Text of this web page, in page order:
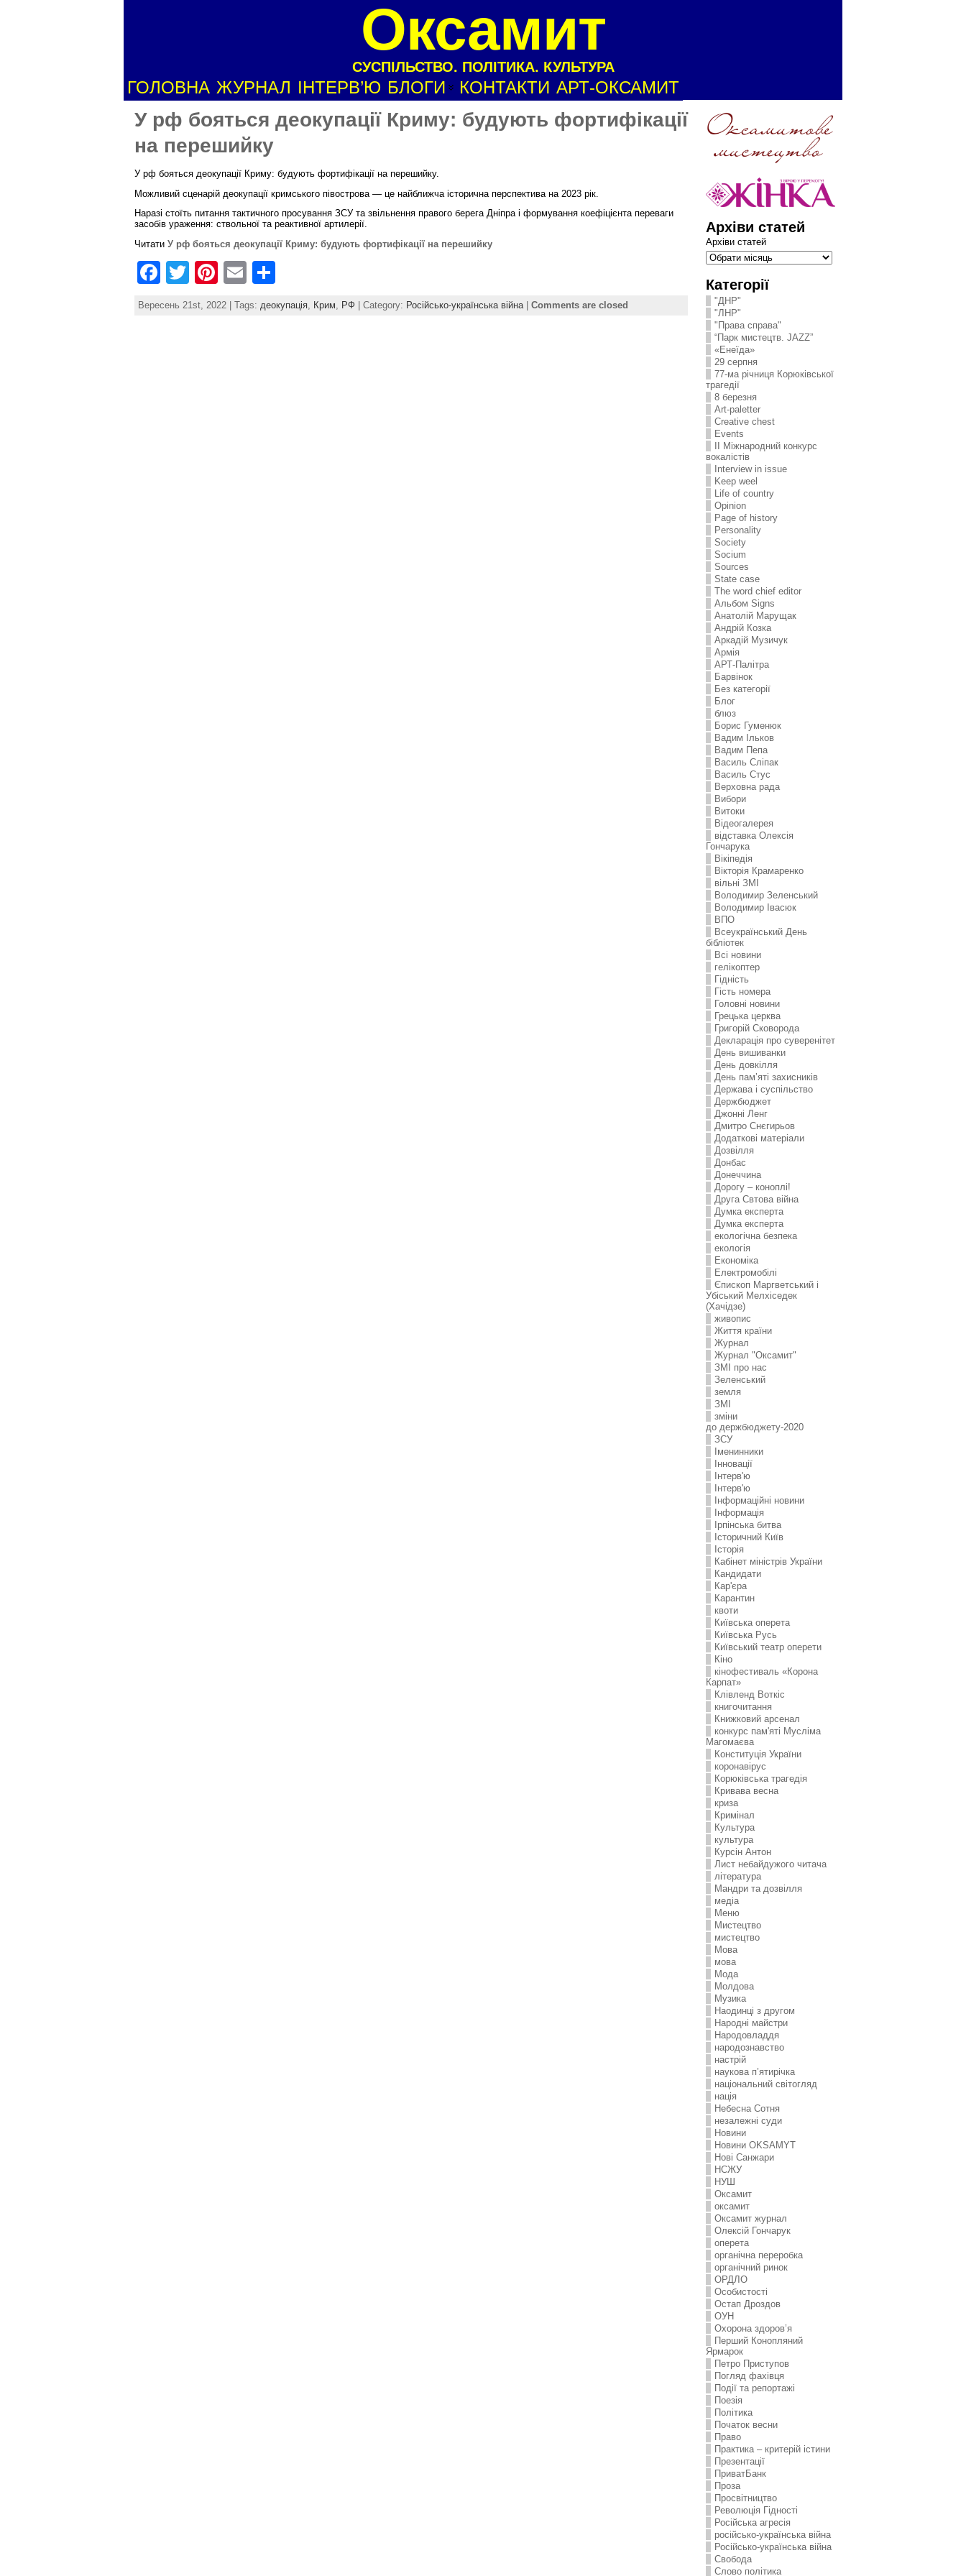
Оксамит
СУСПІЛЬСТВО. ПОЛІТИКА. КУЛЬТУРА
ГОЛОВНА ЖУРНАЛ ІНТЕРВ’Ю БЛОГИ КОНТАКТИ АРТ-ОКСАМИТ
У рф бояться деокупації Криму: будують фортифікації
на перешийку
У рф бояться деокупації Криму: будують фортифікації на перешийку.
Можливий сценарій деокупації кримського півострова — це найближча історична перспектива на 2023 рік.
Наразі стоїть питання тактичного просування ЗСУ та звільнення правого берега Дніпра і формування коефіцієнта переваги
засобів ураження: ствольної та реактивної артилерії.
Читати У рф бояться деокупації Криму: будують фортифікації на перешийку
F
T
w
itt
Pi
nt
er
E
ai ar
Вересень 21st, 2022 | Tags: деокупація, Крим, РФ | Category: Російсько-українська війна| Comments are closed
Архіви статей
Архіви статей
Категорії
"ДНР"
"ЛНР"
"Права справа"
“Парк мистецтв. JAZZ”
«Енеїда»
29 серпня
77-ма річниця Корюківської
трагедії
8 березня
Art-paletter
Creative chest
Events
II Міжнародний конкурс
вокалістів
Interview in issue
Keep weel
Life of country
Opinion
Page of history
Personality
Society
Socium
Sources
State case
The word chief editor
Альбом Signs
Анатолій Марущак
Андрій Козка
Аркадій Музичук
Армія
АРТ-Палітра
Барвінок
Без категорії
Блог
блюз
Борис Гуменюк
Вадим Ільков
Вадим Пепа
Василь Сліпак
Василь Стус
Верховна рада
Вибори
Витоки
Відеогалерея
відставка Олексія
Гончарука
Вікіпедія
Вікторія Крамаренко
вільні ЗМІ
Володимир Зеленський
Володимир Івасюк
ВПО
Всеукраїнський День
бібліотек
Всі новини
гелікоптер
Гідність
Гість номера
Головні новини
Грецька церква
Григорій Сковорода
Декларація про суверенітет
День вишиванки
День довкілля
День пам’яті захисників
Держава і суспільство
Держбюджет
Джонні Ленг
Дмитро Снєгирьов
Додаткові матеріали
Дозвілля
Донбас
Донеччина
Дорогу – коноплі!
Друга Свтова війна
Думка експерта
Думка експерта
екологічна безпека
екологія
Економіка
Електромобілі
Єпископ Маргветський і
Убіський Мелхіседек
(Хачідзе)
живопис
Життя країни
Журнал
Журнал "Оксамит"
ЗMI про нас
Зеленський
земля
ЗМІ
зміни
до держбюджету-2020
ЗСУ
Іменинники
Інновації
Інтерв'ю
Інтерв'ю
Інформаційні новини
Інформація
Ірпінська битва
Історичний Київ
Історія
Кабінет міністрів України
Кандидати
Кар'єра
Карантин
квоти
Київська оперета
Київська Русь
Київський театр оперети
Кіно
кінофестиваль «Корона
Карпат»
Клівленд Воткіс
книгочитання
Книжковий арсенал
конкурс пам'яті Мусліма
Магомаєва
Конституція України
коронавірус
Корюківська трагедія
Кривава весна
криза
Кримінал
Культура
культура
Курсін Антон
Лист небайдужого читача
література
Мандри та дозвілля
медіа
Меню
Мистецтво
мистецтво
Мова
мова
Мода
Молдова
Музика
Наодинці з другом
Народні майстри
Народовладдя
народознавство
настрій
наукова п’ятирічка
національний світогляд
нація
Небесна Сотня
незалежні суди
Новини
Новини OKSAMYT
Нові Санжари
НСЖУ
НУШ
Оксамит
оксамит
Оксамит журнал
Олексій Гончарук
оперета
органічна переробка
органічний ринок
ОРДЛО
Особистості
Остап Дроздов
ОУН
Охорона здоров’я
Перший Конопляний
Ярмарок
Петро Приступов
Погляд фахівця
Події та репортажі
Поезія
Політика
Початок весни
Право
Практика – критерій істини
Презентації
ПриватБанк
Проза
Просвітництво
Революція Гідності
Російська агресія
російсько-українська війна
Російсько-українська війна
Свобода
Слово політика